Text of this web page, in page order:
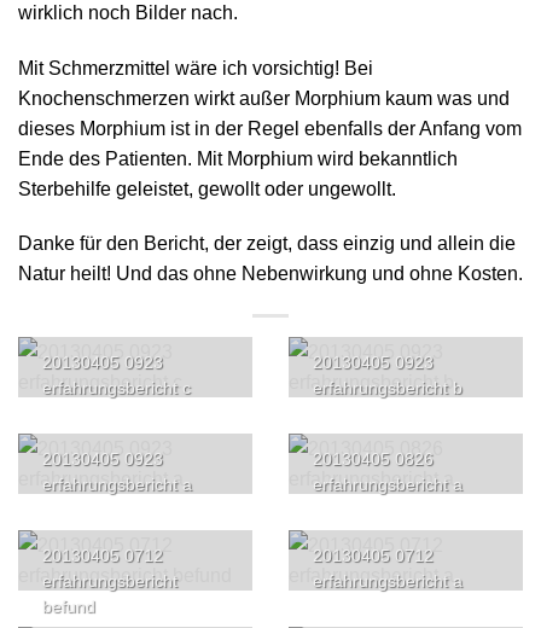
wirklich noch Bilder nach.
Mit Schmerzmittel wäre ich vorsichtig! Bei
Knochenschmerzen wirkt außer Morphium kaum was und
dieses Morphium ist in der Regel ebenfalls der Anfang vom
Ende des Patienten. Mit Morphium wird bekanntlich
Sterbehilfe geleistet, gewollt oder ungewollt.
Danke für den Bericht, der zeigt, dass einzig und allein die
Natur heilt! Und das ohne Nebenwirkung und ohne Kosten.
20130405 0923
erfahrungsbericht c
20130405 0923
erfahrungsbericht b
20130405 0923
erfahrungsbericht a
20130405 0826
erfahrungsbericht a
20130405 0712
erfahrungsbericht
befund
20130405 0712
erfahrungsbericht a